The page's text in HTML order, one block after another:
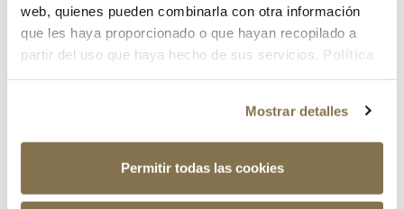
web, quienes pueden combinarla con otra información
que les haya proporcionado o que hayan recopilado a
partir del uso que haya hecho de sus servicios. Política
Mostrar detalles
Permitir todas las cookies